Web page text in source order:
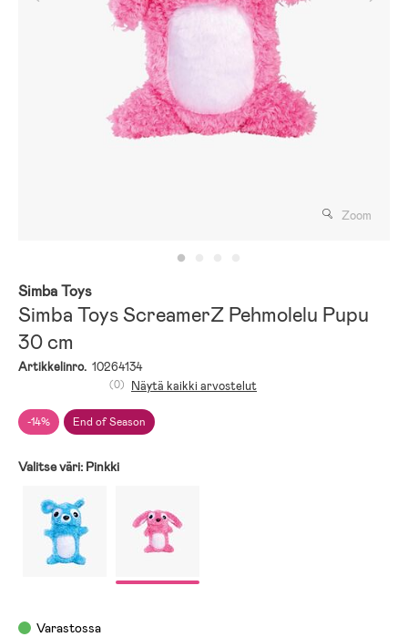
Zoom
Simba Toys
Simba Toys ScreamerZ Pehmolelu Pupu
30 cm
Artikkelinro. 10264134
-14% End of Season
(0) Näytä kaikki arvostelut
Valitse väri: Pinkki
Varastossa